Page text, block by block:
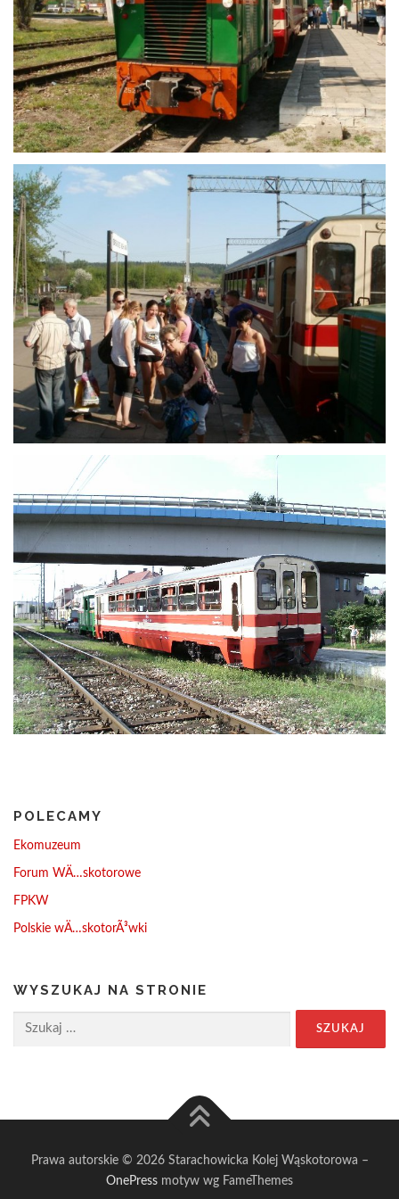
POLECAMY
Ekomuzeum
Forum WÄ…skotorowe
FPKW
Polskie wÄ…skotorÃ³wki
WYSZUKAJ NA STRONIE
Szukaj:
Prawa autorskie © 2026 Starachowicka Kolej Wąskotorowa –
OnePress motyw wg FameThemes